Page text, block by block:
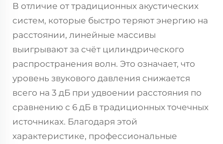
В отличие от традиционных акустических
систем, которые быстро теряют энергию на
расстоянии, линейные массивы
выигрывают за счёт цилиндрического
распространения волн. Это означает, что
уровень звукового давления снижается
всего на 3 дБ при удвоении расстояния по
сравнению с 6 дБ в традиционных точечных
источниках. Благодаря этой
характеристике, профессиональные